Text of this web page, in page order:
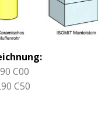
C00
C50